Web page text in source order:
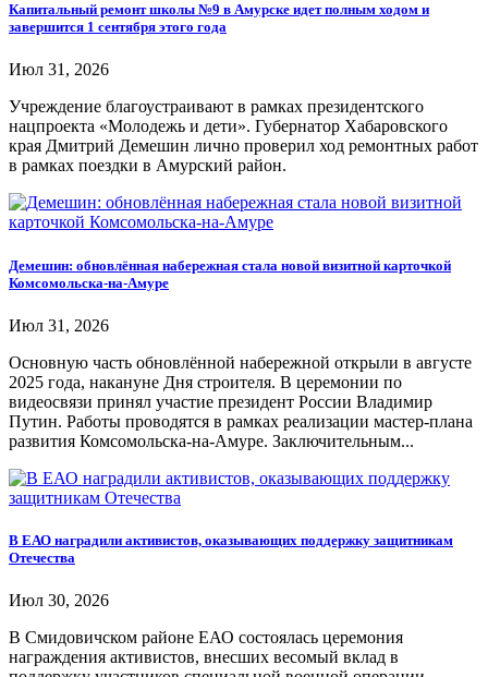
Капитальный ремонт школы №9 в Амурске идет полным ходом и
завершится 1 сентября этого года
Июл 31, 2026
Учреждение благоустраивают в рамках президентского
нацпроекта «Молодежь и дети». Губернатор Хабаровского
края Дмитрий Демешин лично проверил ход ремонтных работ
в рамках поездки в Амурский район.
Демешин: обновлённая набережная стала новой визитной карточкой
Комсомольска-на-Амуре
Июл 31, 2026
Основную часть обновлённой набережной открыли в августе
2025 года, накануне Дня строителя. В церемонии по
видеосвязи принял участие президент России Владимир
Путин. Работы проводятся в рамках реализации мастер-плана
развития Комсомольска-на-Амуре. Заключительным...
В ЕАО наградили активистов, оказывающих поддержку защитникам
Отечества
Июл 30, 2026
В Смидовичском районе ЕАО состоялась церемония
награждения активистов, внесших весомый вклад в